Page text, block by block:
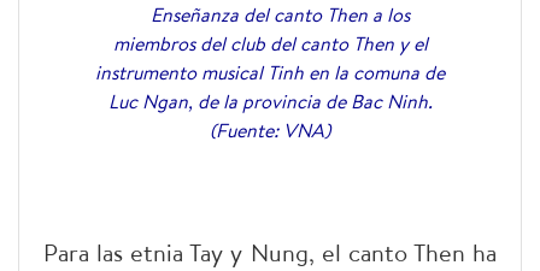
Enseñanza del canto Then a los
miembros del club del canto Then y el
instrumento musical Tinh en la comuna de
Luc Ngan, de la provincia de Bac Ninh.
(Fuente: VNA)
Para las etnia Tay y Nung, el canto Then ha